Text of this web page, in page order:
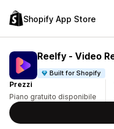
Shopify App Store
Reelfy ‑ Video
Built for Shopify
Prezzi
Piano gratuito disponibile